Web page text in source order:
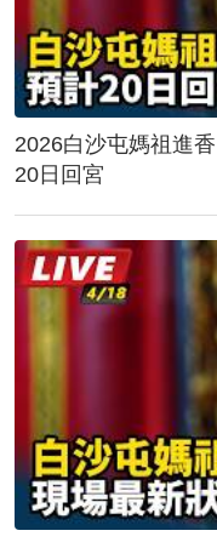
2026白沙屯媽祖進
20日回宮